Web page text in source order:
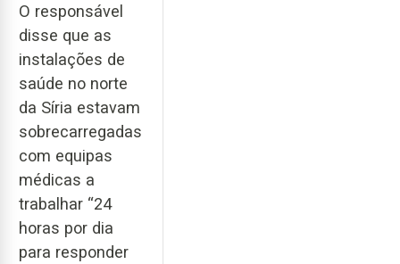
O responsável
disse que as
instalações de
saúde no norte
da Síria estavam
sobrecarregadas
com equipas
médicas a
trabalhar “24
horas por dia
para responder